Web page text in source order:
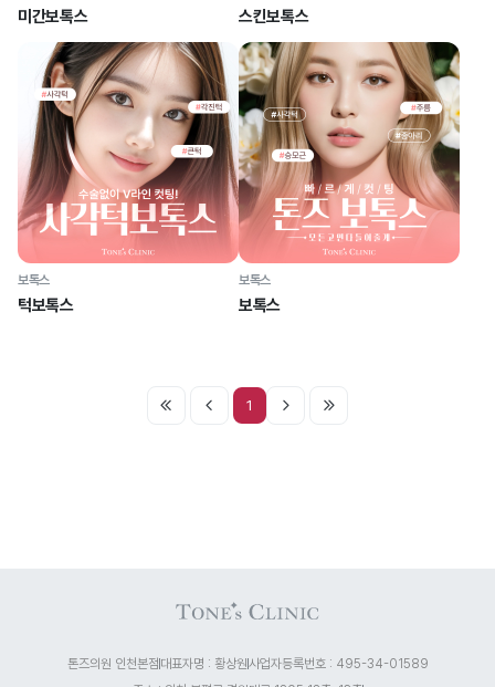
미간보톡스 스킨보톡스
보톡스
턱보톡스
보톡스
보톡스
1
톤즈의원 인천본점 대표자명 : 황상원사업자등록번호 : 495-34-01589